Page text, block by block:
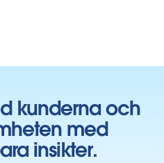
kunderna och
med
insikter.